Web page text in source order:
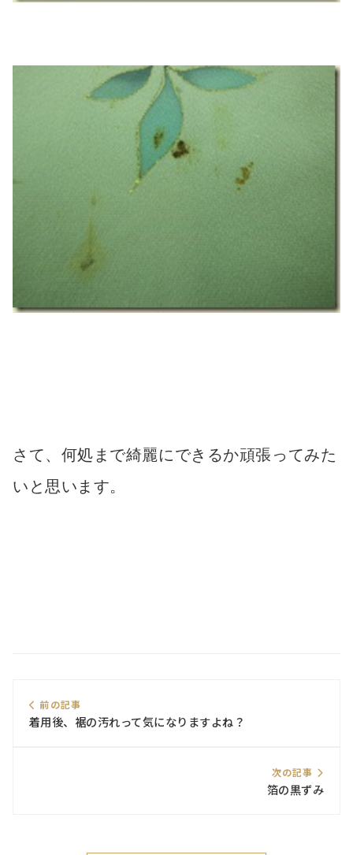
さて、何処まで綺麗にできるか頑張ってみた
いと思います。
前の記事
着用後、裾の汚れって気になりますよね？
次の記事
箔の黒ずみ